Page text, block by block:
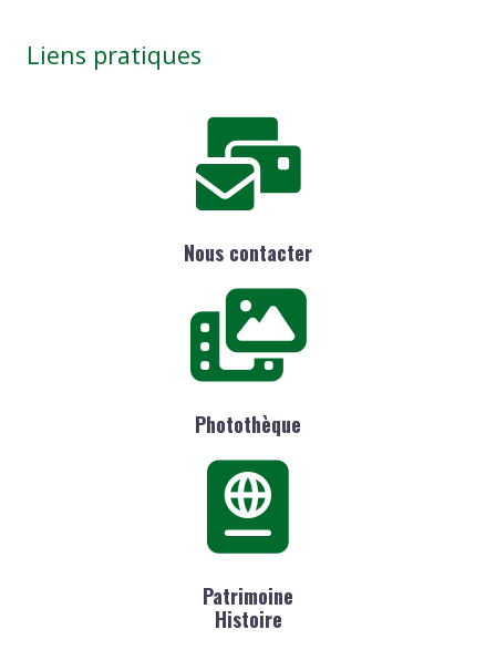
Liens pratiques
Nous contacter
Photothèque
Patrimoine
Histoire